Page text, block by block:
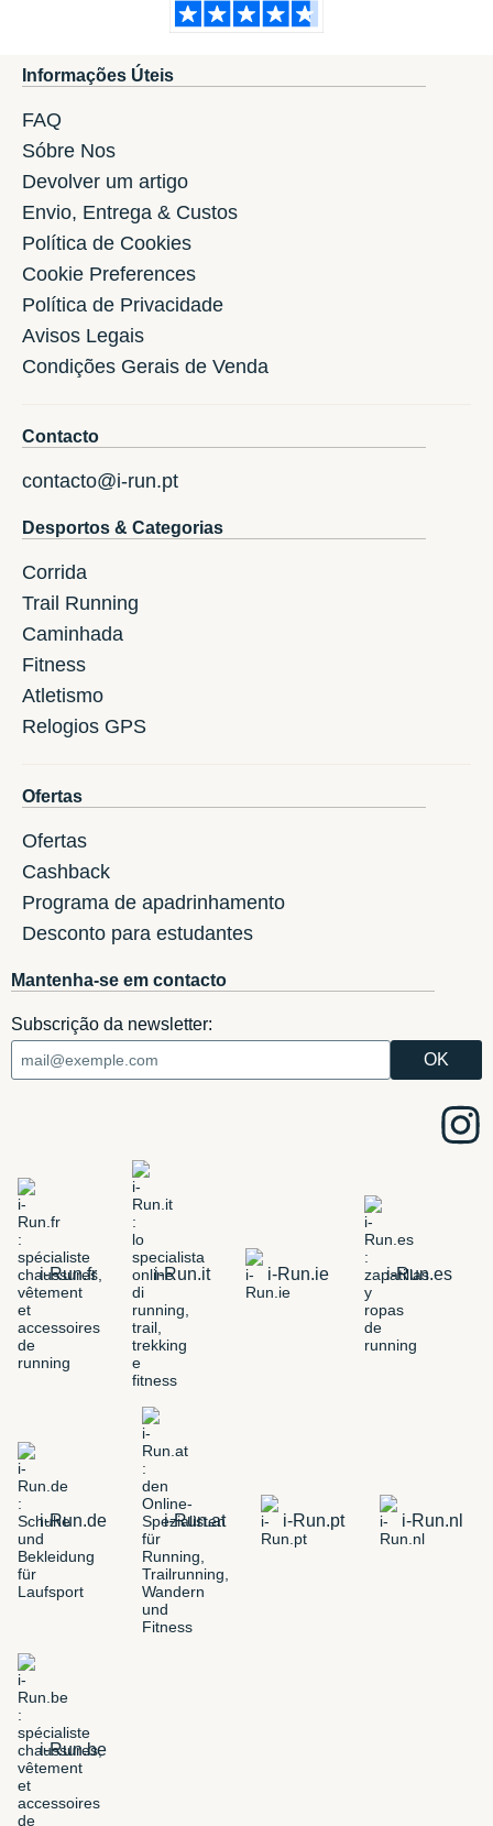
Informações Úteis
FAQ
Sóbre Nos
Devolver um artigo
Envio, Entrega & Custos
Política de Cookies
Cookie Preferences
Política de Privacidade
Avisos Legais
Condições Gerais de Venda
Contacto
contacto@i-run.pt
Desportos & Categorias
Corrida
Trail Running
Caminhada
Fitness
Atletismo
Relogios GPS
Ofertas
Ofertas
Cashback
Programa de apadrinhamento
Desconto para estudantes
Mantenha-se em contacto
Subscrição da newsletter:
i-Run.fr i-Run.it i-Run.ie i-Run.es
i-Run.de i-Run.at i-Run.pt i-Run.nl
i-Run.be